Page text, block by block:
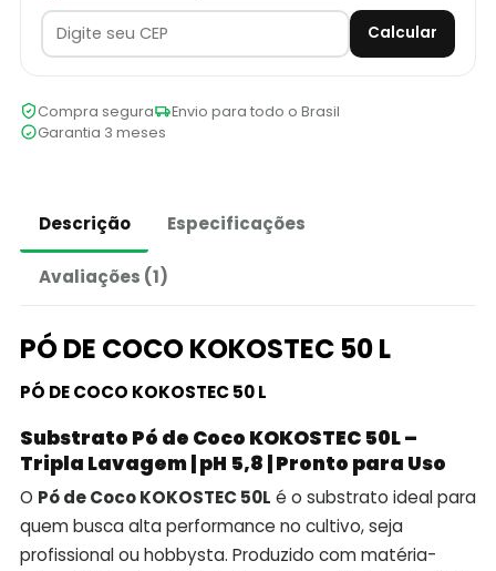
Calcular
Compra segura
Envio para todo o Brasil
Garantia 3 meses
Descrição Especificações
Avaliações (1)
PÓ DE COCO KOKOSTEC 50 L
PÓ DE COCO KOKOSTEC 50 L
Substrato Pó de Coco KOKOSTEC 50L –
Tripla Lavagem | pH 5,8 | Pronto para Uso
O Pó de Coco KOKOSTEC 50L é o substrato ideal para
quem busca alta performance no cultivo, seja
profissional ou hobbysta. Produzido com matéria-